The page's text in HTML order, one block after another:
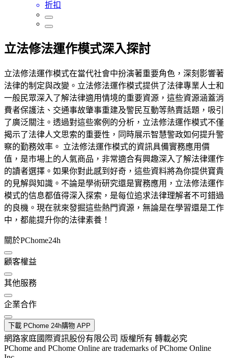
折扣
立法修法運作模式深入探討
立法修法運作模式在當代社會中扮演著重要角色，深刻影響著
法律的制定與改變。立法修法運作模式提供了法律專業人士和
一般民眾深入了解法律適用情境的重要資源，這些資源涵蓋消
費者保護法、交通事故肇事重建及警民互動等熱賣話題，吸引
了廣泛關注。透過對這些案例的分析，立法修法運作模式不僅
揭示了法律人文思索的重要性，同時展示智慧警政如何提升警
察的勤務效率。 立法修法運作模式的資訊具備實務應用價
值，是市場上的人氣商品，非常適合有興趣深入了解法律運作
的讀者選擇。如果你對此感到好奇，這些資料將為你提供寶貴
的見解與知識。不論是學術研究還是實務應用，立法修法運作
模式的信息都值得深入探索，是每位追求法律理解者不可錯過
的良機。現在就來發掘這些熱門資源，無論是在學習還是工作
中，都能提升你的法律素養！
關於PChome24h
顧客權益
其他服務
企業合作
下載 PChome 24h購物 APP
網路家庭國際資訊股份有限公司 版權所有 轉載必究
PChome and PChome Online are trademarks of PChome Online